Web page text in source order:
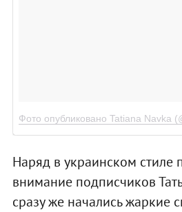
Фото опубликовано Tatiana Navka
Наряд в украинском стиле
внимание подписчиков
сразу же начались жаркие